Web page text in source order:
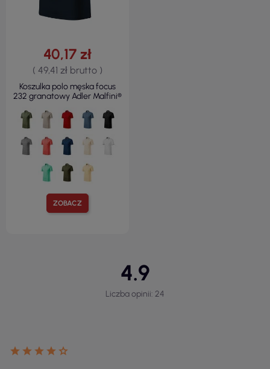
ZOBACZ
40,17 zł
( 49,41 zł brutto )
Koszulka polo męska focus
232 granatowy Adler Malfini®
4.9
Liczba opinii: 24